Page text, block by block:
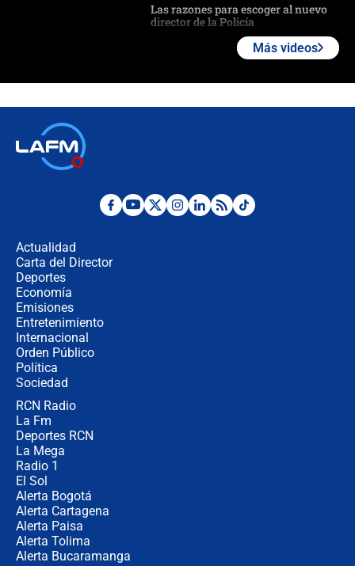
Las razones para escoger al nuevo
director de la Policía
"No hubo fraude ni posibilidad de
Más videos
Actualidad
Carta del Director
Deportes
Economía
Emisiones
Entretenimiento
Internacional
Orden Público
Política
Sociedad
RCN Radio
La Fm
Deportes RCN
La Mega
Radio 1
El Sol
Alerta Bogotá
Alerta Cartagena
Alerta Paisa
Alerta Tolima
Alerta Bucaramanga